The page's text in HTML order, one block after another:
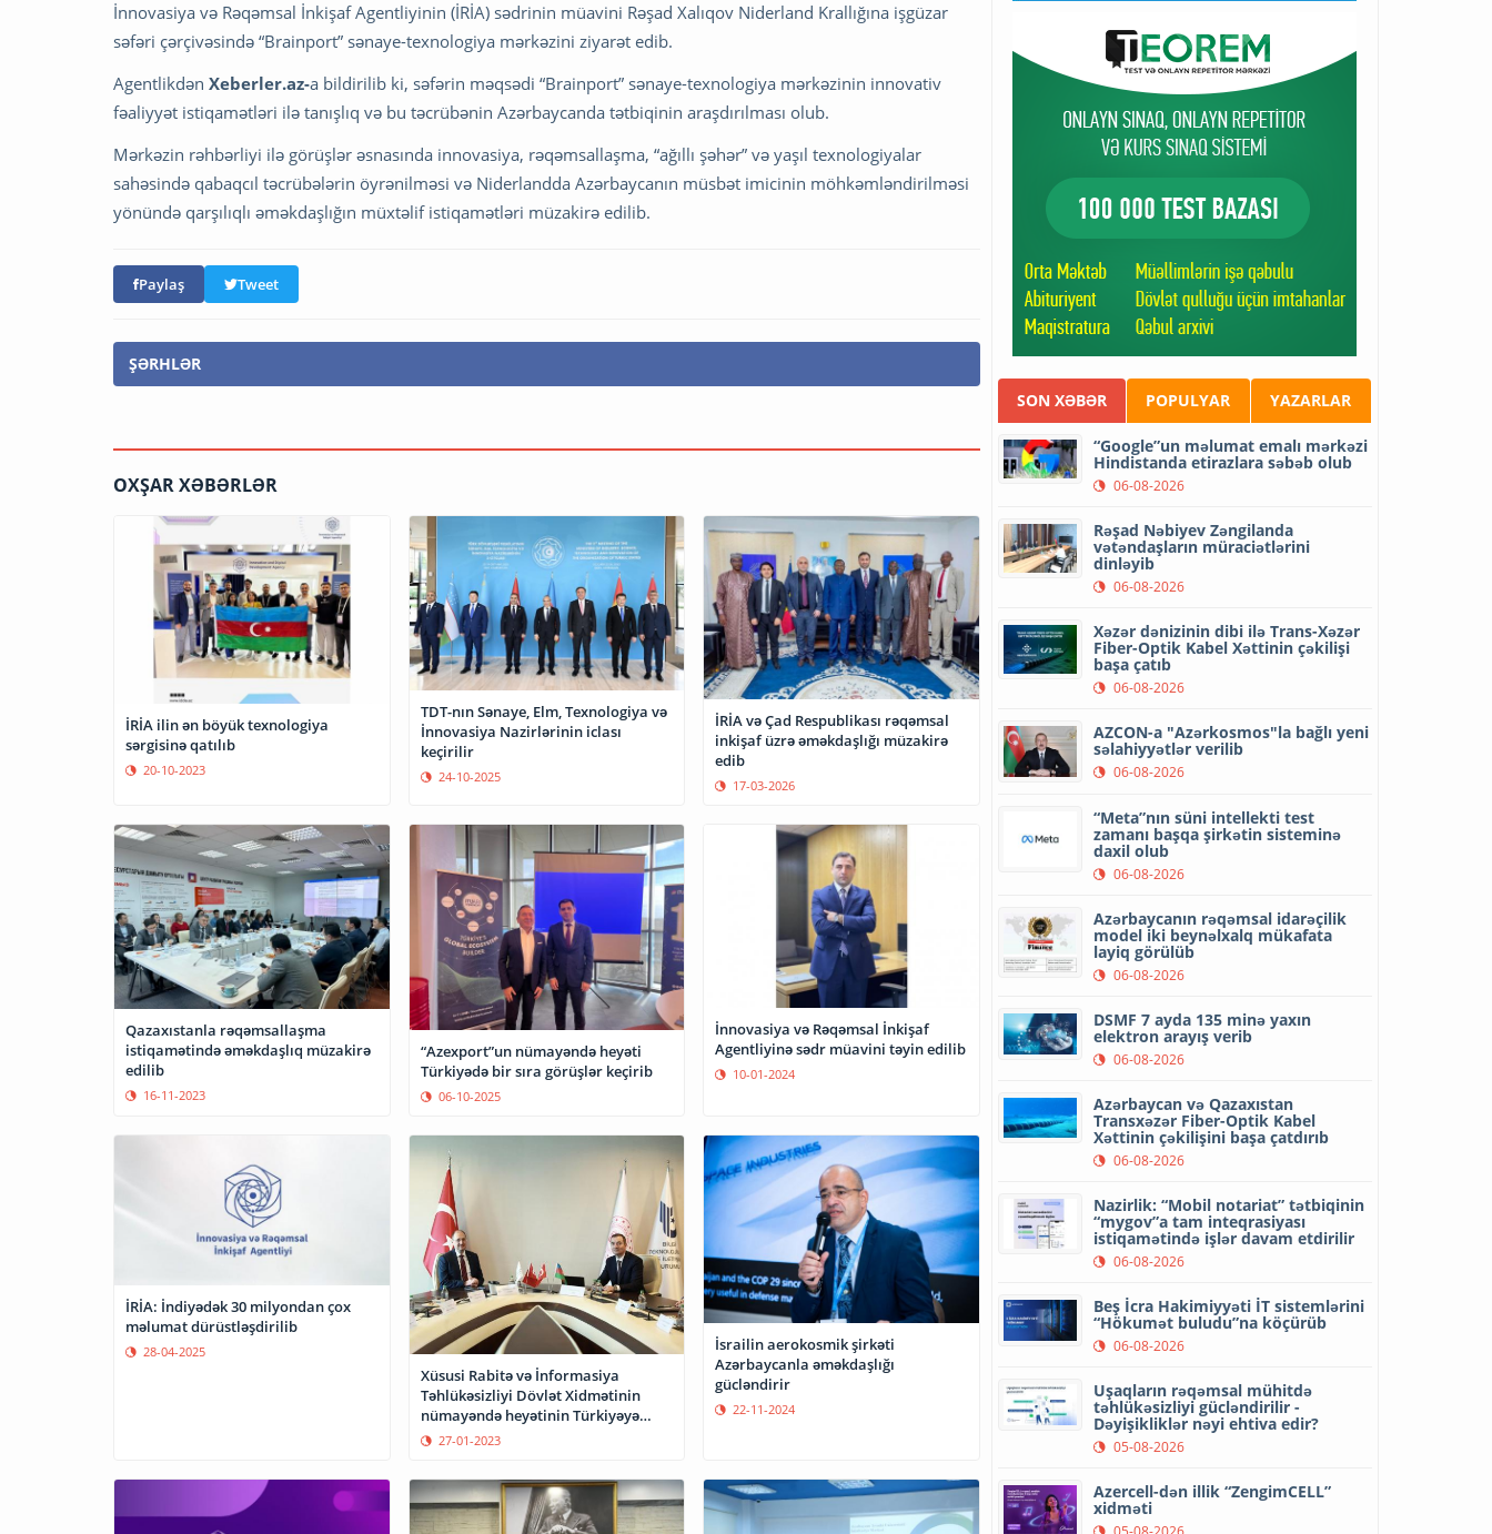
İnnovasiya və Rəqəmsal İnkişaf Agentliyinin (İRİA) sədrinin müavini Rəşad Xalıqov Niderland Krallığına işgüzar
səfəri çərçivəsində “Brainport” sənaye-texnologiya mərkəzini ziyarət edib.
Agentlikdən Xeberler.az-a bildirilib ki, səfərin məqsədi “Brainport” sənaye-texnologiya mərkəzinin innovativ
fəaliyyət istiqamətləri ilə tanışlıq və bu təcrübənin Azərbaycanda tətbiqinin araşdırılması olub.
Mərkəzin rəhbərliyi ilə görüşlər əsnasında innovasiya, rəqəmsallaşma, “ağıllı şəhər” və yaşıl texnologiyalar
sahəsində qabaqcıl təcrübələrin öyrənilməsi və Niderlandda Azərbaycanın müsbət imicinin möhkəmləndirilməsi
yönündə qarşılıqlı əməkdaşlığın müxtəlif istiqamətləri müzakirə edilib.
Paylaş Tweet
ŞƏRHLƏR
OXŞAR XƏBƏRLƏR
İRİA ilin ən böyük texnologiya
sərgisinə qatılıb
20-10-2023
TDT-nın Sənaye, Elm, Texnologiya və
İnnovasiya Nazirlərinin iclası
keçirilir
24-10-2025
İRİA və Çad Respublikası rəqəmsal
inkişaf üzrə əməkdaşlığı müzakirə
edib
17-03-2026
Qazaxıstanla rəqəmsallaşma
istiqamətində əməkdaşlıq müzakirə
edilib
16-11-2023
“Azexport”un nümayəndə heyəti
Türkiyədə bir sıra görüşlər keçirib
06-10-2025
İnnovasiya və Rəqəmsal İnkişaf
Agentliyinə sədr müavini təyin edilib
10-01-2024
İRİA: İndiyədək 30 milyondan çox
məlumat dürüstləşdirilib
28-04-2025
Xüsusi Rabitə və İnformasiya
Təhlükəsizliyi Dövlət Xidmətinin
nümayəndə heyətinin Türkiyəyə
səfəri bitib
27-01-2023
İsrailin aerokosmik şirkəti
Azərbaycanla əməkdaşlığı
gücləndirir
22-11-2024
SON XƏBƏR POPULYAR YAZARLAR
“Google”un məlumat emalı mərkəzi
Hindistanda etirazlara səbəb olub
06-08-2026
Rəşad Nəbiyev Zəngilanda
vətəndaşların müraciətlərini
dinləyib
06-08-2026
Xəzər dənizinin dibi ilə Trans-Xəzər
Fiber-Optik Kabel Xəttinin çəkilişi
başa çatıb
06-08-2026
AZCON-a "Azərkosmos"la bağlı yeni
səlahiyyətlər verilib
06-08-2026
“Meta”nın süni intellekti test
zamanı başqa şirkətin sisteminə
daxil olub
06-08-2026
Azərbaycanın rəqəmsal idarəçilik
model iki beynəlxalq mükafata
layiq görülüb
06-08-2026
DSMF 7 ayda 135 minə yaxın
elektron arayış verib
06-08-2026
Azərbaycan və Qazaxıstan
Transxəzər Fiber-Optik Kabel
Xəttinin çəkilişini başa çatdırıb
06-08-2026
Nazirlik: “Mobil notariat” tətbiqinin
“mygov”a tam inteqrasiyası
istiqamətində işlər davam etdirilir
06-08-2026
Beş İcra Hakimiyyəti İT sistemlərini
“Hökumət buludu”na köçürüb
06-08-2026
Uşaqların rəqəmsal mühitdə
təhlükəsizliyi gücləndirilir -
Dəyişikliklər nəyi ehtiva edir?
05-08-2026
Azercell-dən illik “ZengimCELL”
xidməti